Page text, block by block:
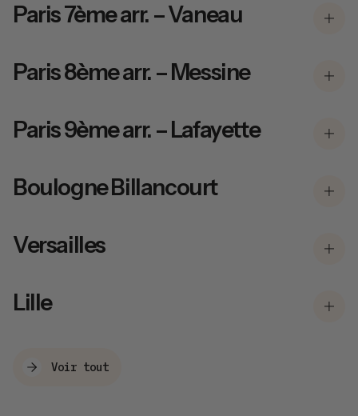
Paris 7ème arr. – Vaneau
Paris 8ème arr. – Messine
Paris 9ème arr. – Lafayette
Boulogne Billancourt
Versailles
Lille
Voir tout